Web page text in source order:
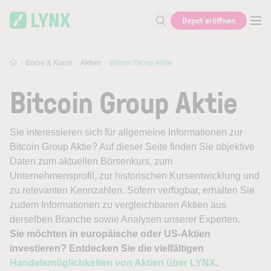
Suche nach Aktie, Autor...
Depot eröffnen
Börse & Kurse Aktien Bitcoin Group Aktie
Bitcoin Group Aktie
Sie interessieren sich für allgemeine Informationen zur
Bitcoin Group Aktie? Auf dieser Seite finden Sie objektive
Daten zum aktuellen Börsenkurs, zum
Unternehmensprofil, zur historischen Kursentwicklung und
zu relevanten Kennzahlen. Sofern verfügbar, erhalten Sie
zudem Informationen zu vergleichbaren Aktien aus
derselben Branche sowie Analysen unserer Experten.
Sie möchten in europäische oder US-Aktien
investieren? Entdecken Sie die vielfältigen
Handelsmöglichkeiten von Aktien über LYNX.